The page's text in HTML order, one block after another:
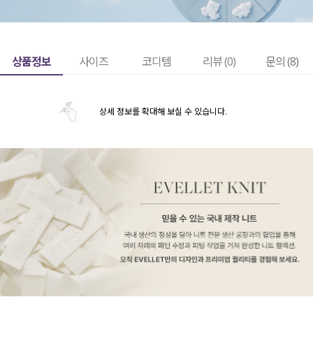
상품정보 사이즈 코디템 리뷰 (0) 문의 (8)
상세 정보를 확대해 보실 수 있습니다.